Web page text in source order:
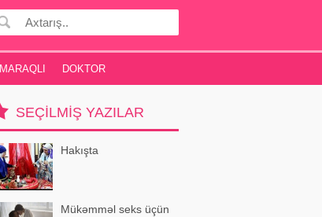
MARAQLI DOKTOR
SEÇILMIŞ YAZILAR
Hakışta
Mükəmməl seks üçün